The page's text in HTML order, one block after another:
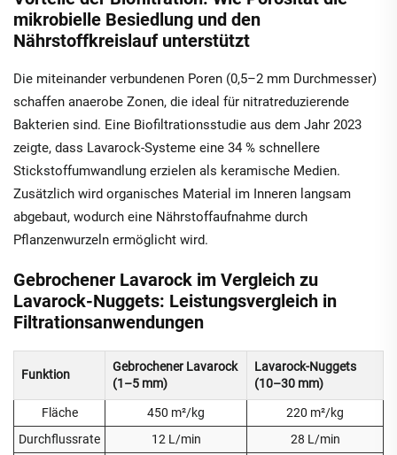
mikrobielle Besiedlung und den
Nährstoffkreislauf unterstützt
Die miteinander verbundenen Poren (0,5–2 mm Durchmesser)
schaffen anaerobe Zonen, die ideal für nitratreduzierende
Bakterien sind. Eine Biofiltrationsstudie aus dem Jahr 2023
zeigte, dass Lavarock-Systeme eine 34 % schnellere
Stickstoffumwandlung erzielen als keramische Medien.
Zusätzlich wird organisches Material im Inneren langsam
abgebaut, wodurch eine Nährstoffaufnahme durch
Pflanzenwurzeln ermöglicht wird.
Gebrochener Lavarock im Vergleich zu
Lavarock-Nuggets: Leistungsvergleich in
Filtrationsanwendungen
Funktion
Gebrochener Lavarock
(1–5 mm)
Lavarock-Nuggets
(10–30 mm)
Fläche 450 m²/kg
220 m²/kg
Durchflussrate
12 L/min
28 L/min